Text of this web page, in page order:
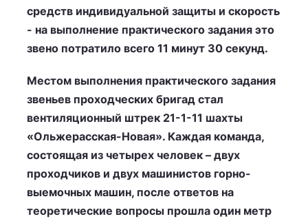
средств индивидуальной защиты и скорость
- на выполнение практического задания это
звено потратило всего 11 минут 30 секунд.
Местом выполнения практического задания
звеньев проходческих бригад стал
вентиляционный штрек 21-1-11 шахты
«Ольжерасская-Новая». Каждая команда,
состоящая из четырех человек – двух
проходчиков и двух машинистов горно-
выемочных машин, после ответов на
теоретические вопросы прошла один метр